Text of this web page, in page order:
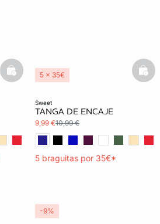
basketfull
sweet
TANGA DE ENCAJE
9,99 €10,99 €
5 braguitas por 35€*
5 x 35€
Exclu Web
-9%